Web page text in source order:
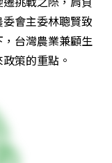
會主委林聰賢致
台灣農業兼顧生
策的重點。